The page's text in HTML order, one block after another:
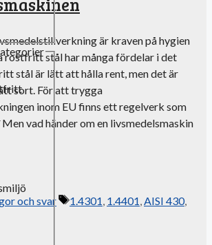
är kraven på hygien
rostfritt stål har många fördelar i det
stål är lätt att hålla rent, men det är
sort. För att trygga
inom EU finns ett regelverk som
vad händer om en livsmedelsmaskin
och svar Etiketter
1.4301, 1.4401,AISI 430,